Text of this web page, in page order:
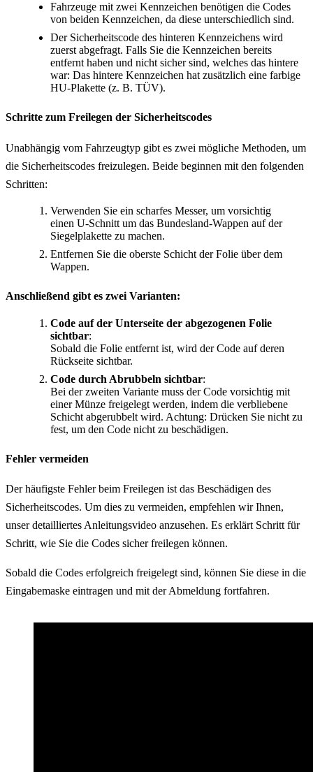
Fahrzeuge mit zwei Kennzeichen benötigen die Codes
von beiden Kennzeichen, da diese unterschiedlich sind.
Der Sicherheitscode des hinteren Kennzeichens wird
zuerst abgefragt. Falls Sie die Kennzeichen bereits
entfernt haben und nicht sicher sind, welches das hintere
war: Das hintere Kennzeichen hat zusätzlich eine farbige
HU-Plakette (z. B. TÜV).
Schritte zum Freilegen der Sicherheitscodes
Unabhängig vom Fahrzeugtyp gibt es zwei mögliche Methoden, um
die Sicherheitscodes freizulegen. Beide beginnen mit den folgenden
Schritten:
Verwenden Sie ein scharfes Messer, um vorsichtig
einen U-Schnitt um das Bundesland-Wappen auf der
Siegelplakette zu machen.
Entfernen Sie die oberste Schicht der Folie über dem
Wappen.
Anschließend gibt es zwei Varianten:
Code auf der Unterseite der abgezogenen Folie
sichtbar:
Sobald die Folie entfernt ist, wird der Code auf deren
Rückseite sichtbar.
Code durch Abrubbeln sichtbar:
Bei der zweiten Variante muss der Code vorsichtig mit
einer Münze freigelegt werden, indem die verbliebene
Schicht abgerubbelt wird. Achtung: Drücken Sie nicht zu
fest, um den Code nicht zu beschädigen.
Fehler vermeiden
Der häufigste Fehler beim Freilegen ist das Beschädigen des
Sicherheitscodes. Um dies zu vermeiden, empfehlen wir Ihnen,
unser detailliertes Anleitungsvideo anzusehen. Es erklärt Schritt für
Schritt, wie Sie die Codes sicher freilegen können.
Sobald die Codes erfolgreich freigelegt sind, können Sie diese in die
Eingabemaske eintragen und mit der Abmeldung fortfahren.